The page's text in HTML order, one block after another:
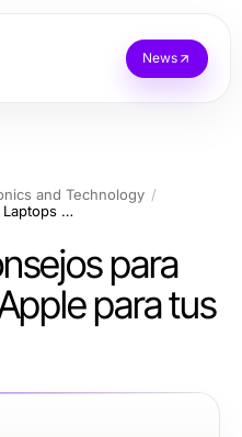
News
and Technology
Los mejores consejos para elegir Laptops Apple para tus necesidades
para
para tus